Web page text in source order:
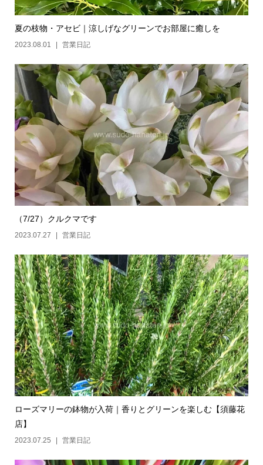
夏の枝物・アセビ｜涼しげなグリーンでお部屋に癒しを
2023.08.01 営業日記
（7/27）クルクマです
2023.07.27 営業日記
ローズマリーの鉢物が入荷｜香りとグリーンを楽しむ【須藤花
店】
2023.07.25 営業日記